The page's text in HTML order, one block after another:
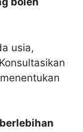
usia,